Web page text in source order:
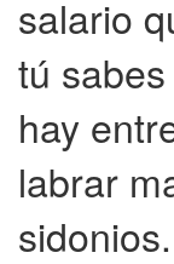
salario
tú
hay
labrar
sidonios.